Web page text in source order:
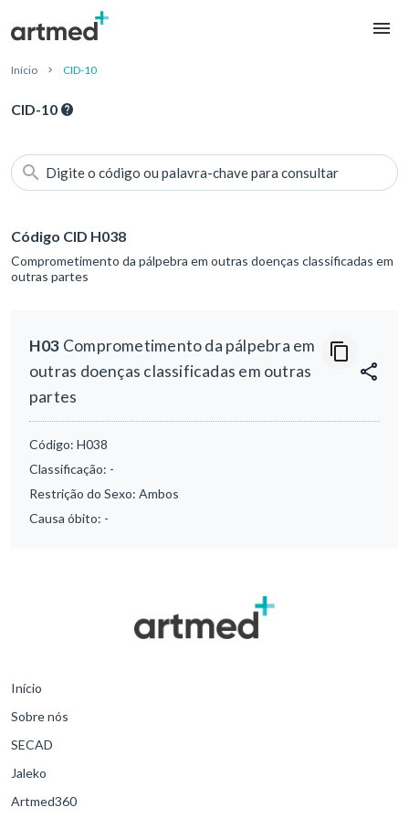
Início CID-10
CID-10
Digite o código ou palavra-chave para consultar
Código CID H038
Comprometimento da pálpebra em outras doenças classificadas em
outras partes
H03 Comprometimento da pálpebra em
outras doenças classificadas em outras
partes
Código: H038
Classificação: -
Restrição do Sexo: Ambos
Causa óbito: -
Início
Sobre nós
SECAD
Jaleko
Artmed360